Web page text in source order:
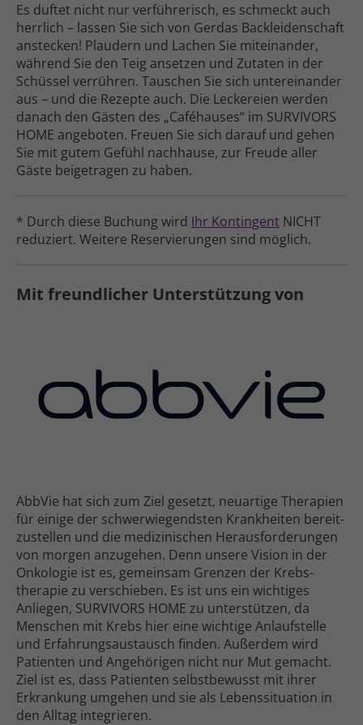
Es duftet nicht nur verführerisch, es schmeckt auch
herrlich – lassen Sie sich von Gerdas Back­leiden­schaft
anstecken! Plaudern und Lachen Sie miteinander,
während Sie den Teig ansetzen und Zutaten in der
Schüssel verrühren. Tauschen Sie sich unter­einander
aus – und die Rezepte auch. Die Leckereien werden
danach den Gästen des „Caféhauses“ im SURVIVORS
HOME angeboten. Freuen Sie sich darauf und gehen
Sie mit gutem Gefühl nachhause, zur Freude aller
Gäste beigetragen zu haben.
* Durch diese Buchung wird Ihr Kontingent NICHT
reduziert. Weitere Reser­vierungen sind möglich.
Mit freundlicher Unterstützung von
AbbVie hat sich zum Ziel gesetzt, neuartige Therapien
für einige der schwer­wiegendsten Krank­heiten bereit­
zu­stellen und die medizinischen Heraus­forderungen
von morgen anzugehen. Denn unsere Vision in der
Onkologie ist es, gemeinsam Grenzen der Krebs­
therapie zu verschieben. Es ist uns ein wichtiges
Anliegen, SURVIVORS HOME zu unterstützen, da
Menschen mit Krebs hier eine wichtige Anlauf­stelle
und Erfahrungs­austausch finden. Außerdem wird
Patienten und Ange­hörigen nicht nur Mut gemacht.
Ziel ist es, dass Patienten selbst­bewusst mit ihrer
Erkrankung umgehen und sie als Lebens­situation in
den Alltag integrieren.